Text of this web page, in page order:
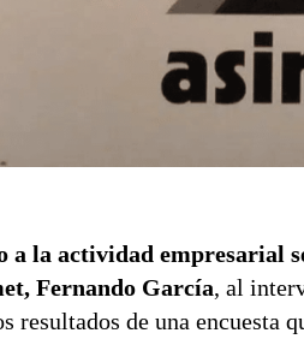
a la actividad empresarial
Fernando García, al
resultados de una encuesta